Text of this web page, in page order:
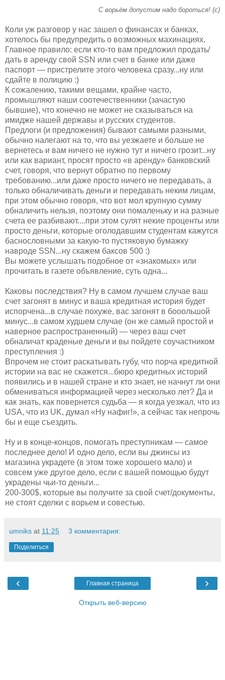
С ворьём допустим надо бороться! (с)
Коли уж разговор у нас зашел о финансах и банках,
хотелось бы предупредить о возможных махинациях.
Главное правило: если кто-то вам предложил продать/
дать в аренду свой SSN или счет в банке или даже
паспорт — пристрелите этого человека сразу...ну или
сдайте в полицию :)
К сожалению, такими вещами, крайне часто,
промышляют наши соотечественники (зачастую
бывшие), что конечно не может не сказываться на
имидже нашей державы и русских студентов.
Предлоги (и предложения) бывают самыми разными,
обычно налегают на то, что вы уезжаете и больше не
вернетесь и вам ничего не нужно тут и ничего грозит...ну
или как вариант, просят просто «в аренду» банковский
счет, говоря, что вернут обратно по первому
требованию...или даже просто ничего не передавать, а
только обналичивать деньги и передавать неким лицам,
при этом обычно говоря, что вот мол крупную сумму
обналичить нельзя, поэтому они помаленьку и на разные
счета ее разбивают....при этом сулят некие проценты или
просто деньги, которые оголодавшим студентам кажутся
баснословными за какую-то пустяковую бумажку
навроде SSN...ну скажем баксов 500 :)
Вы можете услышать подобное от «знакомых» или
прочитать в газете объявление, суть одна...
Каковы последствия? Ну в самом лучшем случае ваш
счет загонят в минус и ваша кредитная история будет
испорчена...в случае похуже, вас загонят в бооольшой
минус...в самом худшем случае (он же самый простой и
наверное распространенный) — через ваш счет
обналичат краденые деньги и вы пойдете соучастником
преступления :)
Впрочем не стоит раскатывать губу, что порча кредитной
истории на вас не скажется...бюро кредитных историй
появились и в нашей стране и кто знает, не начнут ли они
обмениваться информацией через несколько лет? Да и
как знать, как повернется судьба — я когда уезжал, что из
USA, что из UK, думал «Ну нафиг!», а сейчас так непрочь
бы и еще съездить.
Ну и в конце-концов, помогать преступникам — самое
последнее дело! И одно дело, если вы джинсы из
магазина украдете (в этом тоже хорошего мало) и
совсем уже другое дело, если с вашей помощью будут
украдены чьи-то деньги...
200-300$, которые вы получите за свой счет/документы,
не стоят сделки с ворьем и совестью.
umniks at 11:25 3 комментария:
Поделиться
‹ ›
Главная страница
Открыть веб-версию